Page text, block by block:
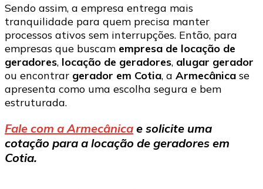
Sendo assim, a empresa entrega mais
tranquilidade para quem precisa manter
processos ativos sem interrupções. Então, para
empresas que buscam empresa de locação de
geradores, locação de geradores, alugar gerador
ou encontrar gerador em Cotia, a Armecânica se
apresenta como uma escolha segura e bem
estruturada.
Fale com a Armecânica e solicite uma
cotação para a locação de geradores em
Cotia.